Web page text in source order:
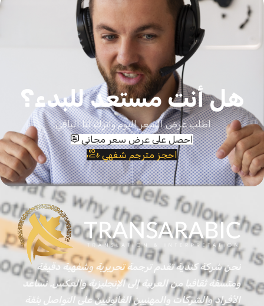
هل أنت مستعد للبدء؟
اطلب عرض السعر اليوم واترك لنا الباقي.
احصل على عرض سعر مجاني
احجز مترجم شفهي
نحن شركة كندية تقدم ترجمة تحريرية وشفهية دقيقة
ومتسقة ثقافيا من العربية إلى الإنجليزية والعكس. نساعد
الأفراد والشركات والمهنيين القانونيين على التواصل بثقة